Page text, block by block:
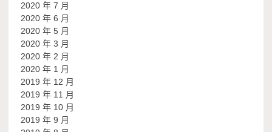
2020 年 7 月
2020 年 6 月
2020 年 5 月
2020 年 3 月
2020 年 2 月
2020 年 1 月
2019 年 12 月
2019 年 11 月
2019 年 10 月
2019 年 9 月